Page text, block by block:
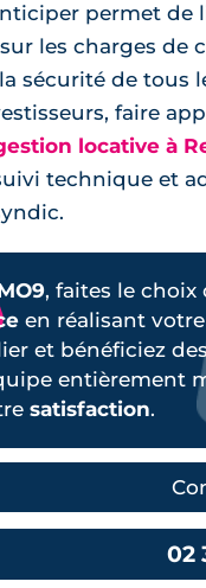
permet de
les charges de
sécurité de tous
faire
locative à
technique et
, faites le choix
en réalisant
et bénéficiez des
entièrement
satisfaction.
02